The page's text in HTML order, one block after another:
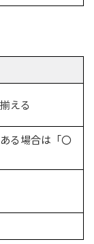
える
る場合は「〇